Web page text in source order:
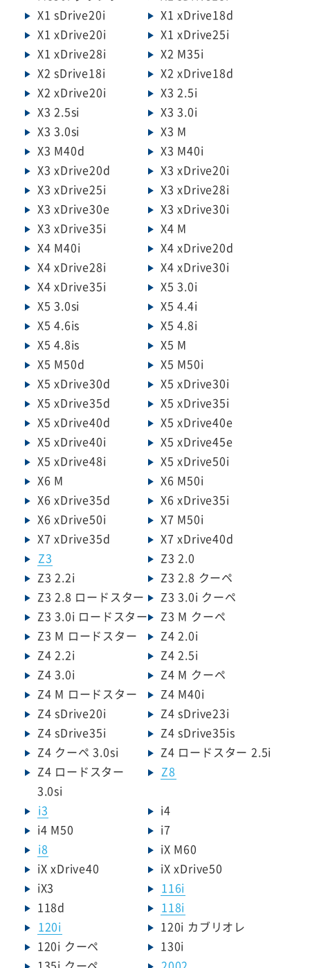
X1 sDrive20i
X1 xDrive18d
X1 xDrive20i
X1 xDrive25i
X1 xDrive28i
X2 M35i
X2 sDrive18i
X2 xDrive18d
X2 xDrive20i
X3 2.5i
X3 2.5si
X3 3.0i
X3 3.0si
X3 M
X3 M40d
X3 M40i
X3 xDrive20d
X3 xDrive20i
X3 xDrive25i
X3 xDrive28i
X3 xDrive30e
X3 xDrive30i
X3 xDrive35i
X4 M
X4 M40i
X4 xDrive20d
X4 xDrive28i
X4 xDrive30i
X4 xDrive35i
X5 3.0i
X5 3.0si
X5 4.4i
X5 4.6is
X5 4.8i
X5 4.8is
X5 M
X5 M50d
X5 M50i
X5 xDrive30d
X5 xDrive30i
X5 xDrive35d
X5 xDrive35i
X5 xDrive40d
X5 xDrive40e
X5 xDrive40i
X5 xDrive45e
X5 xDrive48i
X5 xDrive50i
X6 M
X6 M50i
X6 xDrive35d
X6 xDrive35i
X6 xDrive50i
X7 M50i
X7 xDrive35d
X7 xDrive40d
Z3
Z3 2.0
Z3 2.2i
Z3 2.8 クーペ
Z3 2.8 ロードスター
Z3 3.0i クーペ
Z3 3.0i ロードスター
Z3 M クーペ
Z3 M ロードスター
Z4 2.0i
Z4 2.2i
Z4 2.5i
Z4 3.0i
Z4 M クーペ
Z4 M ロードスター
Z4 M40i
Z4 sDrive20i
Z4 sDrive23i
Z4 sDrive35i
Z4 sDrive35is
Z4 クーペ 3.0si
Z4 ロードスター 2.5i
Z4 ロードスター
3.0si
Z8
i3
i4
i4 M50
i7
i8
iX M60
iX xDrive40
iX xDrive50
iX3
116i
118d
118i
120i
120i カブリオレ
120i クーペ
130i